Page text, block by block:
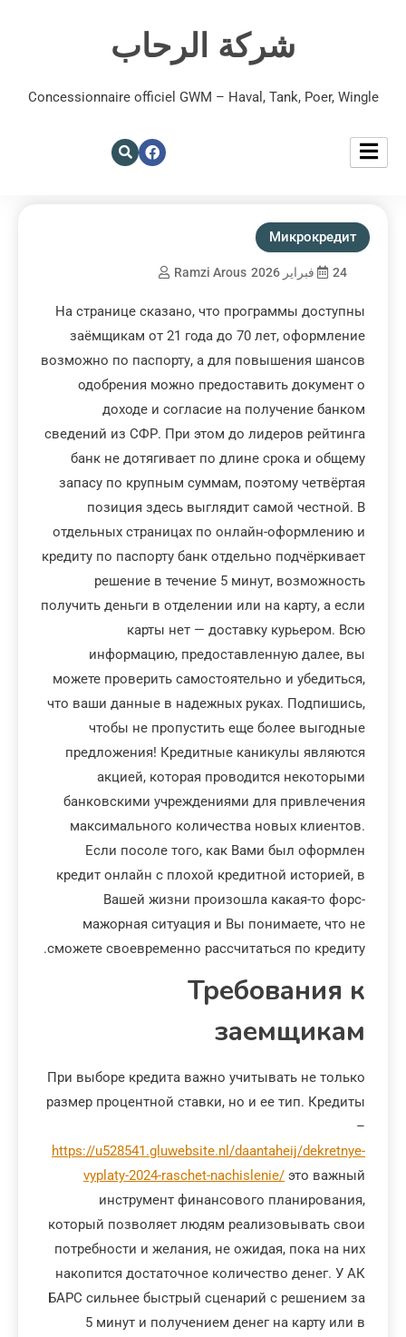
شركة الرحاب
Concessionnaire officiel GWM – Haval, Tank, Poer, Wingle
Микрокредит
24 فبراير 2026 Ramzi Arous
На странице сказано, что программы доступны
заёмщикам от 21 года до 70 лет, оформление
возможно по паспорту, а для повышения шансов
одобрения можно предоставить документ о
доходе и согласие на получение банком
сведений из СФР. При этом до лидеров рейтинга
банк не дотягивает по длине срока и общему
запасу по крупным суммам, поэтому четвёртая
позиция здесь выглядит самой честной. В
отдельных страницах по онлайн-оформлению и
кредиту по паспорту банк отдельно подчёркивает
решение в течение 5 минут, возможность
получить деньги в отделении или на карту, а если
карты нет — доставку курьером. Всю
информацию, предоставленную далее, вы
можете проверить самостоятельно и убедиться,
что ваши данные в надежных руках. Подпишись,
чтобы не пропустить еще более выгодные
предложения! Кредитные каникулы являются
акцией, которая проводится некоторыми
банковскими учреждениями для привлечения
максимального количества новых клиентов.
Если посоле того, как Вами был оформлен
кредит онлайн с плохой кредитной историей, в
Вашей жизни произошла какая-то форс-
мажорная ситуация и Вы понимаете, что не
сможете своевременно рассчитаться по кредиту.
Требования к
заемщикам
При выборе кредита важно учитывать не только
размер процентной ставки, но и ее тип. Кредиты
–
https://u528541.gluwebsite.nl/daantaheij/dekretnye-
vyplaty-2024-raschet-nachislenie/ это важный
инструмент финансового планирования,
который позволяет людям реализовывать свои
потребности и желания, не ожидая, пока на них
накопится достаточное количество денег. У АК
БАРС сильнее быстрый сценарий с решением за
5 минут и получением денег на карту или в